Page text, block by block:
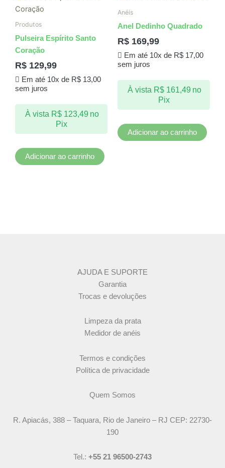
Produtos
Pulseira Espírito Santo
Coração
R$ 129,99
Em até 10x de R$13,00
sem juros
À vista R$123,49 no
Pix
Adicionar ao carrinho
Anéis
Anel Dedinho Quadrado
R$ 169,99
Em até 10x de R$17,00
sem juros
À vista R$161,49 no
Pix
Adicionar ao carrinho
AJUDA E SUPORTE
Garantia
Trocas e devoluções
Limpeza da prata
Medidor de anéis
Termos e condições
Política de privacidade
Quem Somos
R. Apiacás, 388 – Taquara, Rio de Janeiro – RJ CEP: 22730-
190
Tel.: +55 21 96500-2743